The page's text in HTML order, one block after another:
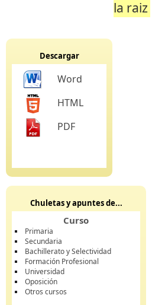
la raiz
Descargar
Word
HTML
PDF
Chuletas y apuntes de...
Curso
Primaria
Secundaria
Bachillerato y Selectividad
Formación Profesional
Universidad
Oposición
Otros cursos